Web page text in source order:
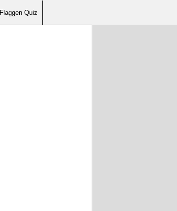
Flaggen Quiz